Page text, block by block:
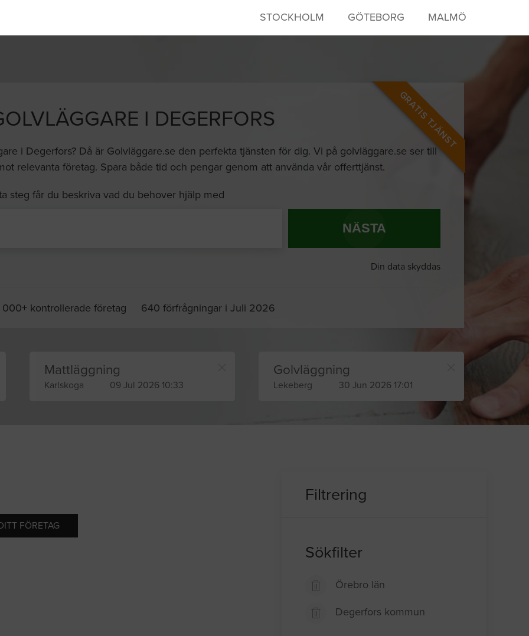
STOCKHOLM GÖTEBORG MALMÖ
GRATIS TJÄNST
I DEGERFORS
i Degerfors? Då är Golvläggare.se den perfekta tjänsten för dig. Vi på golvläggare.se ser till
relevanta företag. Spara både tid och pengar genom att använda vår offerttjänst.
steg får du beskriva vad du behover hjälp med
NÄSTA
Din data skyddas
000+ kontrollerade företag 640 förfrågningar i Juli 2026
Mattläggning
Karlskoga 09 Jul 2026 10:33
Golvläggning
Lekeberg 30 Jun 2026 17:01
FÖRETAG
Filtrering
Sökfilter
Örebro län
Degerfors kommun